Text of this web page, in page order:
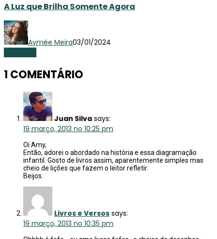
A Luz que Brilha Somente Agora
Aymée Meira03/01/2024
1 COMENTÁRIO
Juan Silva says:
19 março, 2013 no 10:25 pm
Oi Amy,
Então, adorei o abordado na história e essa diagramação
infantil. Gosto de livros assim, aparentemente simples mas
cheio de lições que fazem o leitor refletir.
Beijos.
Livros e Versos says:
19 março, 2013 no 10:35 pm